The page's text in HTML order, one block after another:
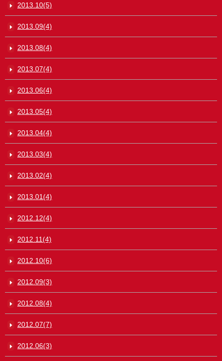
2013.10(5)
2013.09(4)
2013.08(4)
2013.07(4)
2013.06(4)
2013.05(4)
2013.04(4)
2013.03(4)
2013.02(4)
2013.01(4)
2012.12(4)
2012.11(4)
2012.10(6)
2012.09(3)
2012.08(4)
2012.07(7)
2012.06(3)